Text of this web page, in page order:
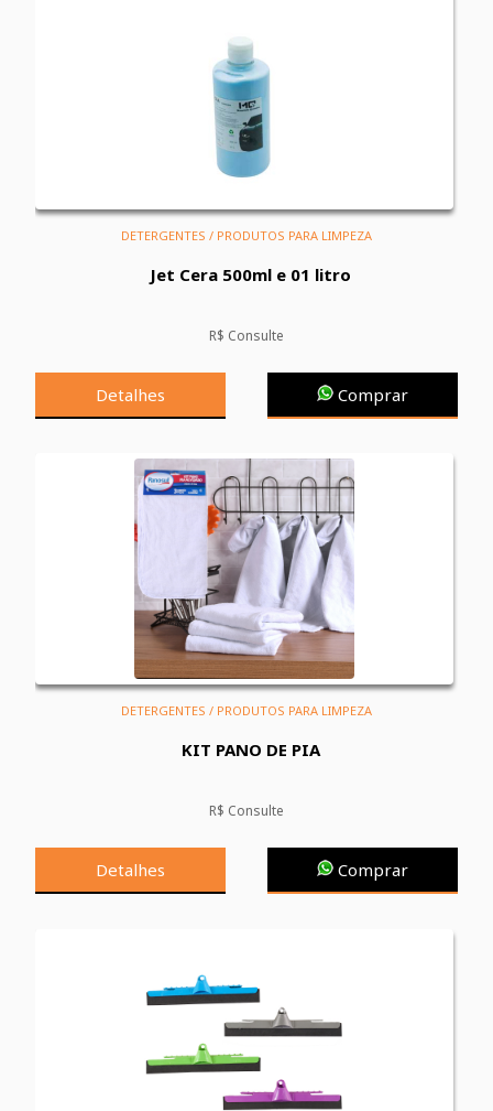
DETERGENTES / PRODUTOS PARA LIMPEZA
Jet Cera 500ml e 01 litro
R$ Consulte
Detalhes Comprar
DETERGENTES / PRODUTOS PARA LIMPEZA
KIT PANO DE PIA
R$ Consulte
Detalhes Comprar